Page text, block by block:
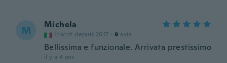
M Michela
Inscrit depuis 2017 · 9 avis
Bellissima e funzionale. Arrivata prestissimo
il y a 4 ans